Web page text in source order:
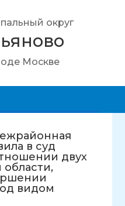
округ
Москве
в суд
двух
видом